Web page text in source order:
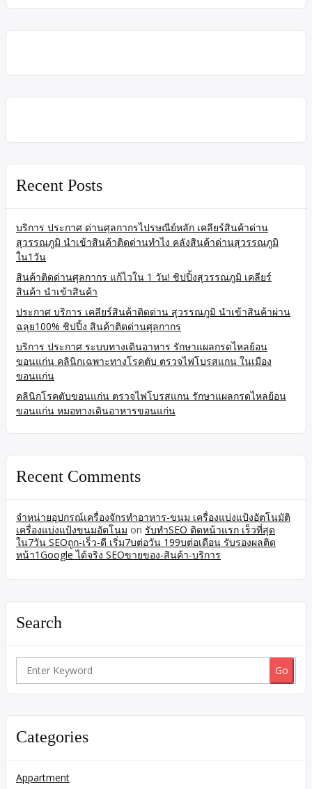
Recent Posts
บริการ ประกาศ ด่านศุลกากรไปรษณีย์หลัก เคลียร์สินค้าด่าน
สุวรรณภูมิ นำเข้าสินค้าติดด่านทำไง คลังสินค้าด่านสุวรรณภูมิ
ใน1วัน
สินค้าติดด่านศุลกากร แก้ไวใน 1 วัน! ชิปปิ้งสุวรรณภูมิ เคลียร์
สินค้า นำเข้าสินค้า
ประกาศ บริการ เคลียร์สินค้าติดด่าน สุวรรณภูมิ นำเข้าสินค้าผ่าน
ฉลุย100% ชิปปิ้ง สินค้าติดด่านศุลกากร
บริการ ประกาศ ระบบทางเดินอาหาร รักษาแผลกรดไหลย้อน
ขอนแก่น คลินิกเฉพาะทางโรคตับ ตรวจไฟโบรสแกน ในเมือง
ขอนแก่น
คลินิกโรคตับขอนแก่น ตรวจไฟโบรสแกน รักษาแผลกรดไหลย้อน
ขอนแก่น หมอทางเดินอาหารขอนแก่น
Recent Comments
จำหน่ายอุปกรณ์เครื่องจักรทำอาหาร-ขนม เครื่องแบ่งแป้งอัตโนมัติ
เครื่องแบ่งแป้งขนมอัตโนม on รับทำSEO ติดหน้าแรก เร็วที่สุด
ใน7วัน SEOถูก-เร็ว-ดี เริ่ม7บต่อวัน 199บต่อเดือน รับรองผลติด
หน้า1Google ได้จริง SEOขายของ-สินค้า-บริการ
Search
Search
Categories
Appartment